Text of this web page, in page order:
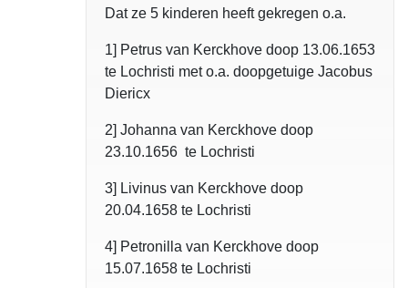
Dat ze 5 kinderen heeft gekregen o.a.
1] Petrus van Kerckhove doop 13.06.1653
te Lochristi met o.a. doopgetuige Jacobus
Diericx
2] Johanna van Kerckhove doop
23.10.1656 te Lochristi
3] Livinus van Kerckhove doop
20.04.1658 te Lochristi
4] Petronilla van Kerckhove doop
15.07.1658 te Lochristi